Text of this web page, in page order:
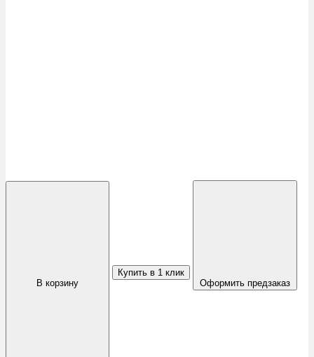
В корзину
Купить в 1 клик
Оформить предзаказ